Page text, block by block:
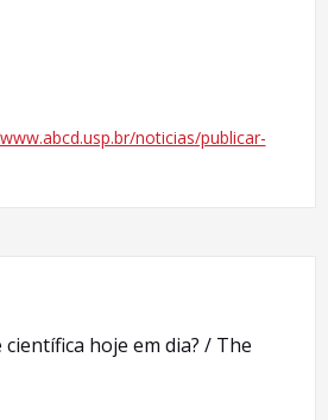
noticias/publicar-
hoje em dia? / The